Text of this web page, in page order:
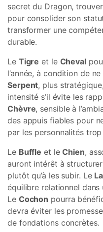
secret du Dragon,
pour consolider son
transformer une
durable.
Le Tigre et le Cheval
l’année, à condition de
Serpent, plus
intensité s’il évite les
Chèvre, sensible à
des appuis fiables pour
par les personnalités
Le Buffle et leChien,
auront intérêt à
plutôt qu’à les subir. Le
équilibre relationnel
Le Cochon pourra
devra éviter les
de fondations concrètes.